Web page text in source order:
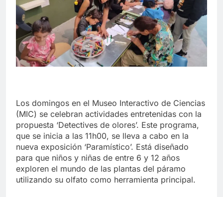
Los domingos en el Museo Interactivo de Ciencias
(MIC) se celebran actividades entretenidas con la
propuesta ‘Detectives de olores’. Este programa,
que se inicia a las 11h00, se lleva a cabo en la
nueva exposición ‘Paramístico’. Está diseñado
para que niños y niñas de entre 6 y 12 años
exploren el mundo de las plantas del páramo
utilizando su olfato como herramienta principal.